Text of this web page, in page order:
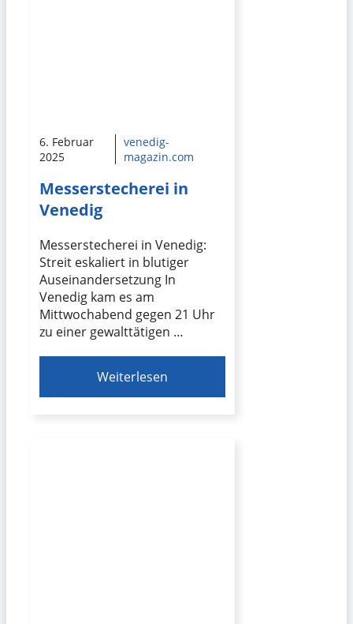
6. Februar
2025
venedig-
magazin.com
Messerstecherei in
Venedig
Messerstecherei in Venedig:
Streit eskaliert in blutiger
Auseinandersetzung In
Venedig kam es am
Mittwochabend gegen 21 Uhr
zu einer gewalttätigen …
Weiterlesen